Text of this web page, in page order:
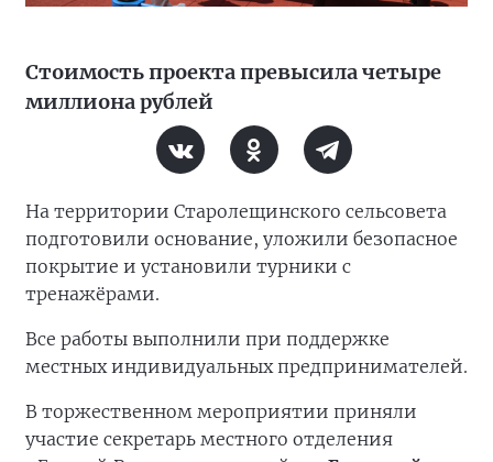
Стоимость проекта превысила четыре
миллиона рублей
На территории Старолещинского сельсовета
подготовили основание, уложили безопасное
покрытие и установили турники с
тренажёрами.
Все работы выполнили при поддержке
местных индивидуальных предпринимателей.
В торжественном мероприятии приняли
участие секретарь местного отделения